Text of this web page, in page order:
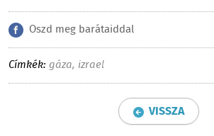
Oszd meg barátaiddal
Címkék: gáza, izrael
VISSZA